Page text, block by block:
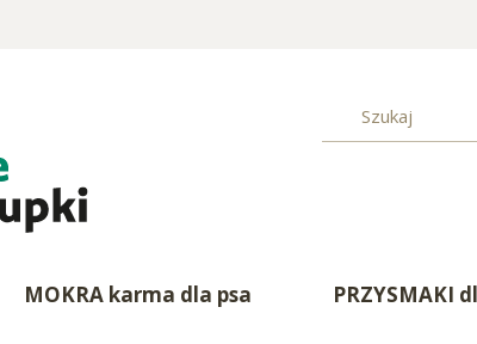
MOKRA karma dla psa PRZYSMAKI